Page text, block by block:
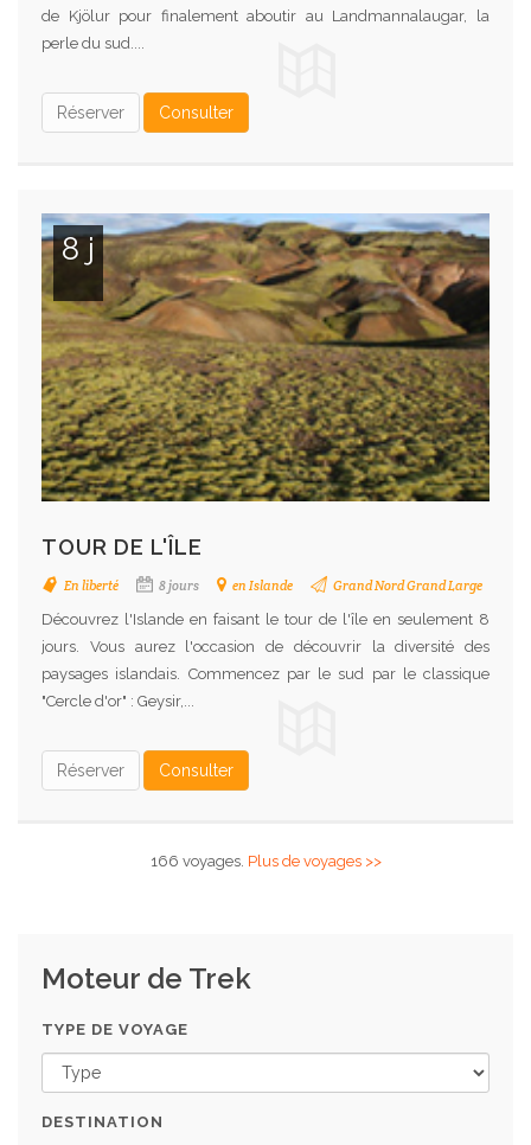
de Kjölur pour finalement aboutir au Landmannalaugar, la
perle du sud....
Réserver Consulter
8 j
TOUR DE L'ÎLE
En liberté 8 jours en Islande Grand Nord Grand Large
Découvrez l'Islande en faisant le tour de l'île en seulement 8
jours. Vous aurez l'occasion de découvrir la diversité des
paysages islandais. Commencez par le sud par le classique
"Cercle d'or" : Geysir,...
Réserver Consulter
166 voyages. Plus de voyages >>
Moteur de Trek
TYPE DE VOYAGE
DESTINATION